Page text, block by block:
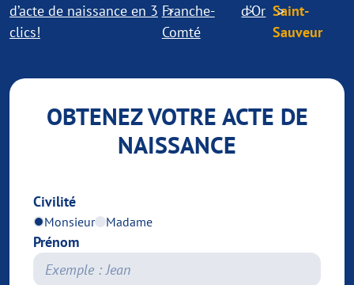
d’acte de naissance en 3
clics!
Franche-
Comté
d'Or Saint-
Sauveur
OBTENEZ VOTRE ACTE DE
NAISSANCE
Civilité
Monsieur Madame
Prénom